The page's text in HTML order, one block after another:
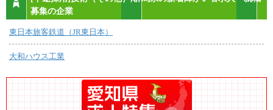
募集の企業
東日本旅客鉄道（JR東日本）
大和ハウス工業